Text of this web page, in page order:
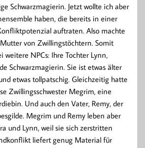
Schwarzmagierin. Jetzt wollte ich aber
haben, die bereits in einer
auftraten. Also machte
von Zwillingstöchtern. Somit
weitere NPCs: Ihre Tochter Lynn,
Schwarzmagierin. Sie ist etwas älter
etwas tollpatschig. Gleichzeitig hatte
Zwillingsschwester Megrim, eine
Und auch den Vater, Remy, der
Megrim und Remy leben aber
und Lynn, weil sie sich zerstritten
liefert genug Material für